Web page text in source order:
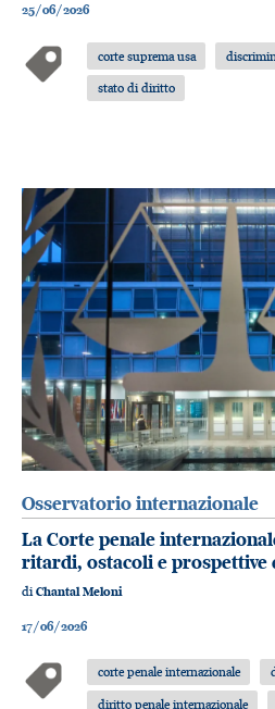
25/06/2026
corte suprema usa
stato di diritto
Osservatorio internazionale
La Corte penale
ritardi, ostacoli e prospettive
diChantal Meloni
17/06/2026
corte penale internazionale
diritto penale internazionale